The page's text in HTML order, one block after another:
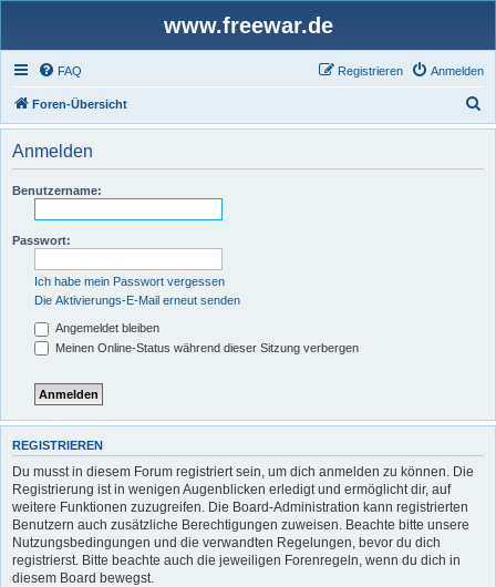
www.freewar.de
FAQ Anmelden
Registrieren
Foren-Übersicht
u
Anmelden
Benutzername:
Passwort:
Ich habe mein Passwort vergessen
Die Aktivierungs-E-Mail erneut senden
Angemeldet bleiben
Meinen Online-Status während dieser Sitzung verbergen
REGISTRIEREN
Du musst in diesem Forum registriert sein, um dich anmelden zu können. Die
Registrierung ist in wenigen Augenblicken erledigt und ermöglicht dir, auf
weitere Funktionen zuzugreifen. Die Board-Administration kann registrierten
Benutzern auch zusätzliche Berechtigungen zuweisen. Beachte bitte unsere
Nutzungsbedingungen und die verwandten Regelungen, bevor du dich
registrierst. Bitte beachte auch die jeweiligen Forenregeln, wenn du dich in
diesem Board bewegst.